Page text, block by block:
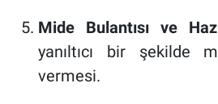
Mide Bulantısı ve
yanıltıcı bir şekilde
vermesi.